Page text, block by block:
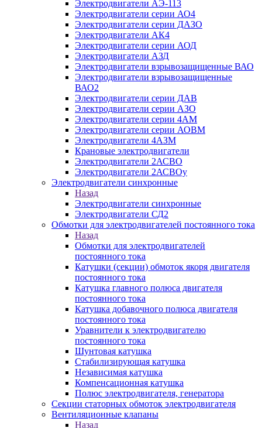
Электродвигатели АЭ-113
Электродвигатели серии АО4
Электродвигатели серии ДАЗО
Электродвигатели АК4
Электродвигатели серии АОД
Электродвигатели АЗД
Электродвигатели взрывозащищенные ВАО
Электродвигатели взрывозащищенные
ВАО2
Электродвигатели серии ДАВ
Электродвигатели серии АЗО
Электродвигатели серии 4АМ
Электродвигатели серии АОВМ
Электродвигатели 4АЗМ
Крановые электродвигатели
Электродвигатели 2АСВО
Электродвигатели 2АСВОу
Электродвигатели синхронные
Назад
Электродвигатели синхронные
Электродвигатели СД2
Обмотки для электродвигателей постоянного тока
Назад
Обмотки для электродвигателей
постоянного тока
Катушки (секции) обмоток якоря двигателя
постоянного тока
Катушка главного полюса двигателя
постоянного тока
Катушка добавочного полюса двигателя
постоянного тока
Уравнители к электродвигателю
постоянного тока
Шунтовая катушка
Стабилизирующая катушка
Независимая катушка
Компенсационная катушка
Полюс электродвигателя, генератора
Секции статорных обмоток электродвигателя
Вентиляционные клапаны
Назад